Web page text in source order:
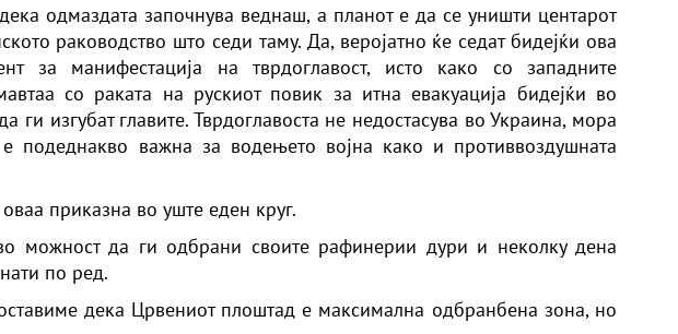
одмаздата започнува веднаш, а планот е да се уништи центарот
раководство што седи таму. Да, веројатно ќе седат бидејќи ова
за манифестација на тврдоглавост, исто како со западните
со раката на рускиот повик за итна евакуација бидејќи во
ги изгубат главите. Тврдоглавоста не недостасува во Украина, мора
подеднакво важна за водењето војна како и противвоздушната
приказна во уште еден круг.
можност да ги одбрани своите рафинерии дури и неколку дена
по ред.
дека Црвениот плоштад е максимална одбранбена зона, но